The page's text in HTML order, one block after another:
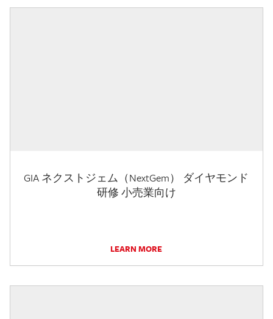
GIA ネクストジェム（NextGem） ダイヤモンド
研修 小売業向け
LEARN MORE